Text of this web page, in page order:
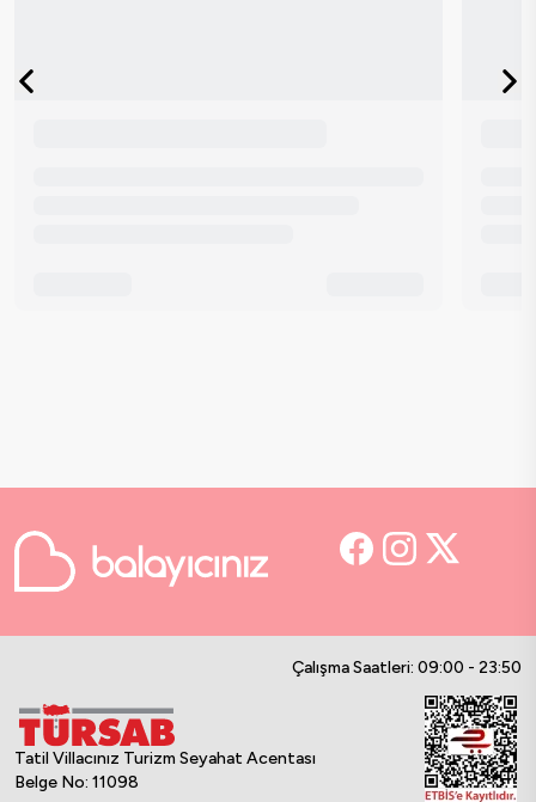
Çalışma Saatleri: 09:00 - 23:50
Tatil Villacınız Turizm Seyahat Acentası
Belge No: 11098